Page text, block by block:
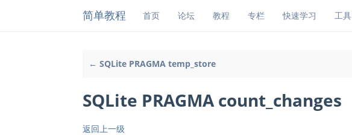
简单教程 首页 论坛 教程 专栏 快速学习 工具
← SQLite PRAGMA temp_store
SQLite PRAGMA count_changes
返回上一级